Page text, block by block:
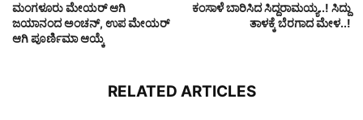
ಮಂಗಳೂರು ಮೇಯರ್ ಆಗಿ
ಜಯಾನಂದ ಅಂಚನ್, ಉಪ ಮೇಯರ್
ಆಗಿ ಪೂರ್ಣಿಮಾ ಆಯ್ಕೆ
ಕಂಸಾಳೆ ಬಾರಿಸಿದ ಸಿದ್ದರಾಮಯ್ಯ..! ಸಿದ್ದು
ತಾಳಕ್ಕೆ ಬೆರಗಾದ ಮೇಳ..!
RELATED ARTICLES